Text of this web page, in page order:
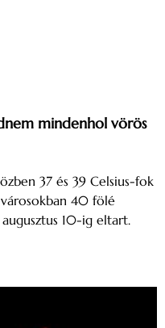
mindenhol vörös
37 és 39 Celsius-fok
40 fölé
10-ig eltart.